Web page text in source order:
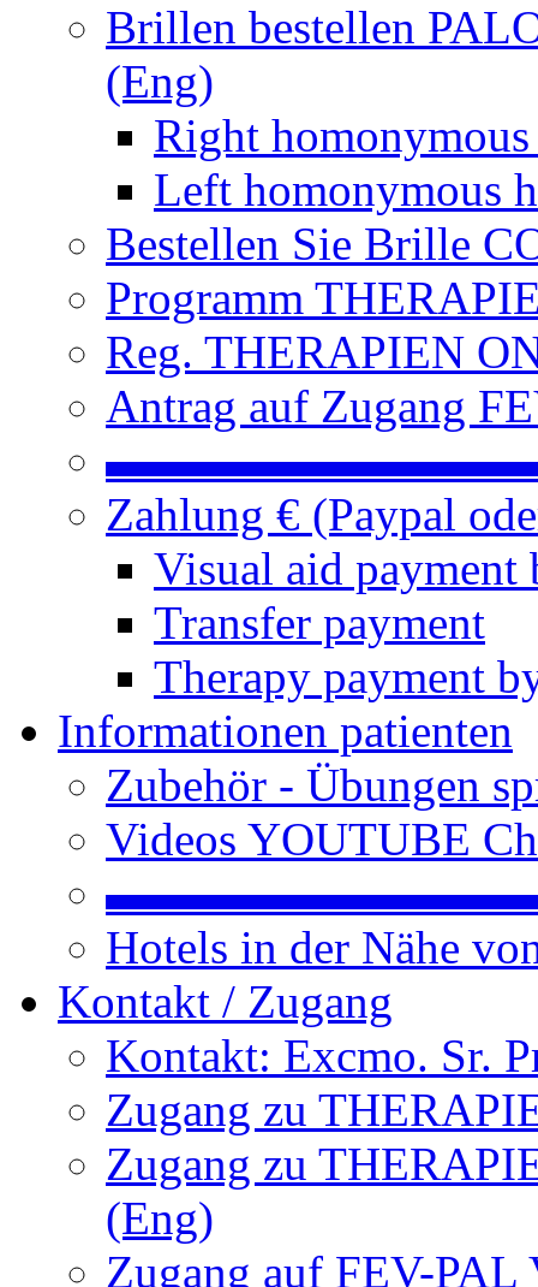
Brillen bestellen
(Eng)
Right
Left homonymous
Bestellen Sie Brille
Programm
Reg. THERAPIEN
Antrag auf Zugang
Zahlung € (Paypal
Visual aid payment
Transfer payment
Therapy payment
Informationen patienten
Zubehör - Übungen
Videos YOUTUBE
Hotels in der Nähe
Kontakt / Zugang
Kontakt: Excmo. Sr.
Zugang zu
Zugang zu
(Eng)
Zugang auf FEV-PAL